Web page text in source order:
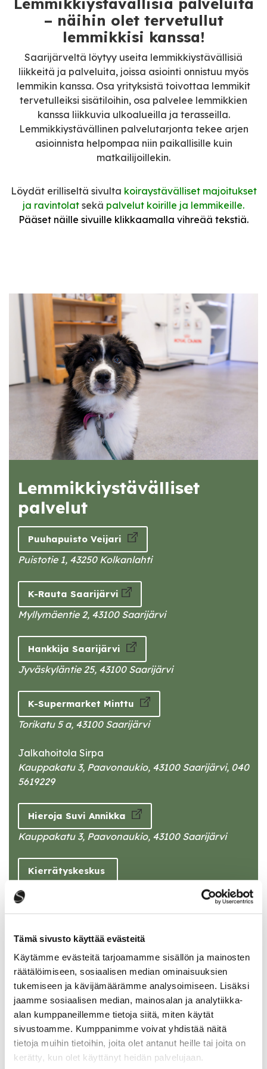
Tämä sivusto käyttää evästeitä
Käytämme evästeitä tarjoamamme sisällön ja mainosten
räätälöimiseen, sosiaalisen median ominaisuuksien
tukemiseen ja kävijämäärämme analysoimiseen. Lisäksi
jaamme sosiaalisen median, mainosalan ja analytiikka-
alan kumppaneillemme tietoja siitä, miten käytät
sivustoamme. Kumppanimme voivat yhdistää näitä
tietoja muihin tietoihin, joita olet antanut heille tai joita on
kerätty, kun olet käyttänyt heidän palvelujaan.
Lemmikkiystävällisiä palveluita
– näihin olet tervetullut
lemmikkisi kanssa!
Saarijärveltä löytyy useita lemmikkiystävällisiä
liikkeitä ja palveluita, joissa asiointi onnistuu myös
lemmikin kanssa. Osa yrityksistä toivottaa lemmikit
tervetulleiksi sisätiloihin, osa palvelee lemmikkien
kanssa liikkuvia ulkoalueilla ja terasseilla.
Lemmikkiystävällinen palvelutarjonta tekee arjen
asioinnista helpompaa niin paikallisille kuin
matkailijoillekin.
Löydät erilliseltä sivulta koiraystävälliset majoitukset
ja ravintolat sekä palvelut koirille ja lemmikeille.
Pääset näille sivuille klikkaamalla vihreää tekstiä.
Lemmikkiystävälliset
palvelut
Puuhapuisto Veijari
Puistotie 1, 43250 Kolkanlahti
K-Rauta Saarijärvi
Myllymäentie 2, 43100 Saarijärvi
Hankkija Saarijärvi
Jyväskyläntie 25, 43100 Saarijärvi
K-Supermarket Minttu
Torikatu 5 a, 43100 Saarijärvi
Jalkahoitola Sirpa
Kauppakatu 3, Paavonaukio, 43100 Saarijärvi, 040
5619229
Hieroja Suvi Annikka
Kauppakatu 3, Paavonaukio, 43100 Saarijärvi
Kierrätyskeskus
Oppitie 2, 43100 Saarijärvi
yksikkö
Mittarinpolku 9, 43100 Saarijärvi
>> PALAA LEMMIKKIYSTÄVÄLLINEN SAARIJÄRVI -
ETUSIVULLE